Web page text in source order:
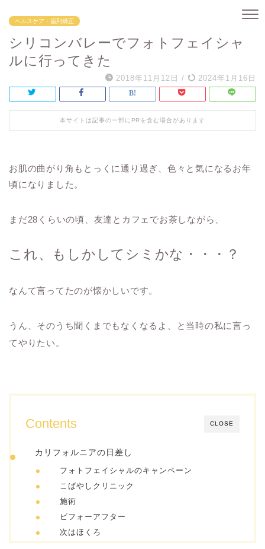
ヘルスケア・歯列矯正
シリコンバレーでフォトフェイシャ
ルに行ってきた
2018年11月12日 / 2024年1月16日
本サイトは記事の一部にPRを含む場合があります
お肌の曲がり角もとっくに通り過ぎ、色々と気になるお年
頃になりました。
まだ28くらいの頃、友達とカフェでお茶しながら、
これ、もしかしてシミかな・・・？
なんて言ってたのが懐かしいです。
うん、そのうち聞くまでもなくなるよ、と当時の私に言っ
てやりたい。
CLOSE
Contents
カリフォルニアの日差し
フォトフェイシャルのキャンペーン
こばやしクリニック
施術
ビフォーアフター
次はほくろ